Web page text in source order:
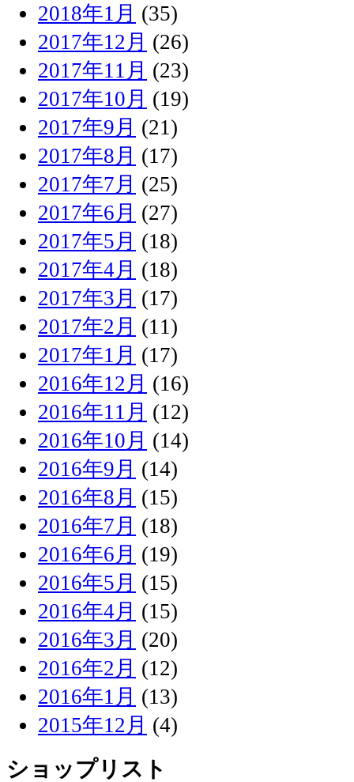
2018年1月 (35)
2017年12月 (26)
2017年11月 (23)
2017年10月 (19)
2017年9月 (21)
2017年8月 (17)
2017年7月 (25)
2017年6月 (27)
2017年5月 (18)
2017年4月 (18)
2017年3月 (17)
2017年2月 (11)
2017年1月 (17)
2016年12月 (16)
2016年11月 (12)
2016年10月 (14)
2016年9月 (14)
2016年8月 (15)
2016年7月 (18)
2016年6月 (19)
2016年5月 (15)
2016年4月 (15)
2016年3月 (20)
2016年2月 (12)
2016年1月 (13)
2015年12月 (4)
ショップリスト